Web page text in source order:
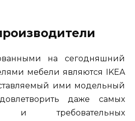
на сегодняшний
мебели являются IKEA
ими модельный
даже самых
и требовательных